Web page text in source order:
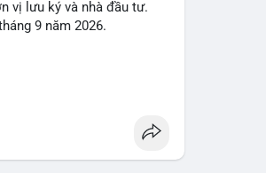
lý rủi ro chặt chẽ, đặt
vị lưu ký và nhà đầu tư.
9 năm 2026.